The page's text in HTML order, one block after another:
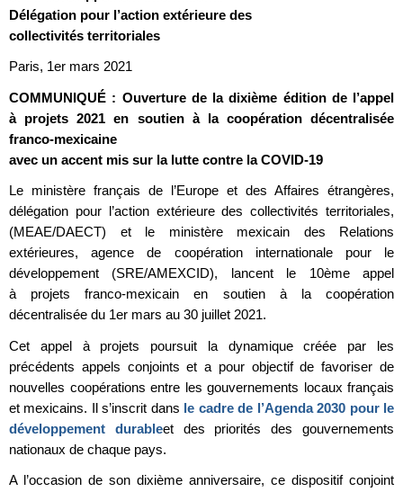
Délégation pour l’action extérieure des
collectivités territoriales
Paris, 1er mars 2021
COMMUNIQUÉ : Ouverture de la dixième édition de l’appel
à projets 2021 en soutien à la coopération décentralisée
franco-mexicaine
avec un accent mis sur la lutte contre la COVID-19
Le ministère français de l’Europe et des Affaires étrangères,
délégation pour l’action extérieure des collectivités territoriales,
(MEAE/DAECT) et le ministère mexicain des Relations
extérieures, agence de coopération internationale pour le
développement (SRE/AMEXCID), lancent le 10ème appel
à projets franco-mexicain en soutien à la coopération
décentralisée du 1er mars au 30 juillet 2021.
Cet appel à projets poursuit la dynamique créée par les
précédents appels conjoints et a pour objectif de favoriser de
nouvelles coopérations entre les gouvernements locaux français
et mexicains. Il s’inscrit dans le cadre de l’Agenda 2030 pour le
développement durableet des priorités des gouvernements
nationaux de chaque pays.
A l’occasion de son dixième anniversaire, ce dispositif conjoint